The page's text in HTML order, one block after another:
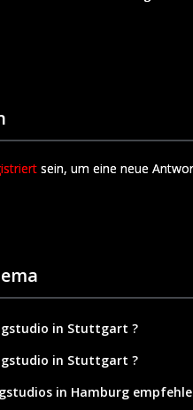
sein, um eine neue
in Stuttgart ?
in Stuttgart ?
in Hamburg